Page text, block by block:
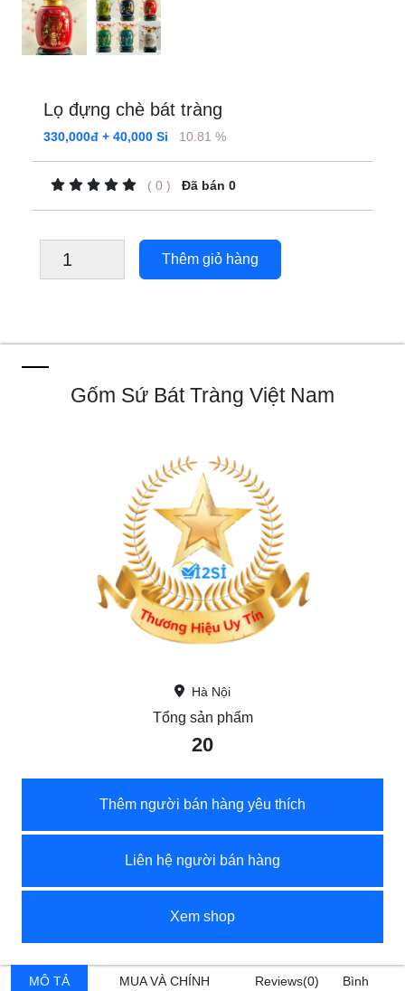
Lọ đựng chè bát tràng
330,000đ + 40,000 Si 10.81 %
( 0 ) Đã bán 0
Thêm giỏ hàng
Gốm Sứ Bát Tràng Việt Nam
Hà Nội
Tổng sản phẩm
20
Thêm người bán hàng yêu thích
Liên hệ người bán hàng
Xem shop
MÔ TẢ
MUA VÀ CHÍNH
Reviews(0)
Bình